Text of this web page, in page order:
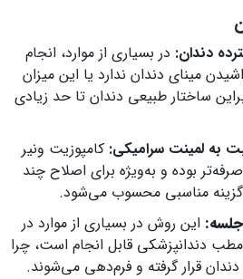
دندان: در بسیاری از موارد، انجام
مینای دندان ندارد یا این میزان
ساختار طبیعی دندان تا حد زیادی
به لمینت سرامیکی: کامپوزیت ونیر
بوده و به‌ویژه برای اصلاح چند
مناسبی محسوب می‌شود.
این روش در بسیاری از موارد در
دندانپزشکی قابل انجام است، چرا
قرار گرفته و فرم‌دهی می‌شوند.